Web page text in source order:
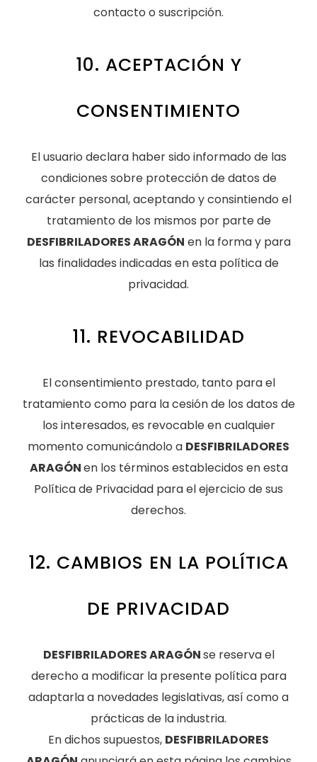
contacto o suscripción.
10. ACEPTACIÓN Y
CONSENTIMIENTO
El usuario declara haber sido informado de las
condiciones sobre protección de datos de
carácter personal, aceptando y consintiendo el
tratamiento de los mismos por parte de
DESFIBRILADORES ARAGÓN en la forma y para
las finalidades indicadas en esta política de
privacidad.
11. REVOCABILIDAD
El consentimiento prestado, tanto para el
tratamiento como para la cesión de los datos de
los interesados, es revocable en cualquier
momento comunicándolo a DESFIBRILADORES
ARAGÓNen los términos establecidos en esta
Política de Privacidad para el ejercicio de sus
derechos.
12. CAMBIOS EN LA POLÍTICA
DE PRIVACIDAD
DESFIBRILADORES ARAGÓNse reserva el
derecho a modificar la presente política para
adaptarla a novedades legislativas, así como a
prácticas de la industria.
En dichos supuestos, DESFIBRILADORES